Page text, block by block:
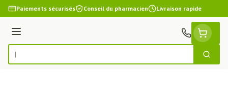
Aller au contenu
Paiements sécurisés Conseil du pharmacien Livraison rapide
Menu
Rechercher